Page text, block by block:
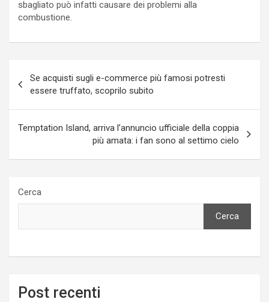
sbagliato può infatti causare dei problemi alla
combustione.
articoli
Se acquisti sugli e-commerce più famosi potresti
essere truffato, scoprilo subito
Temptation Island, arriva l’annuncio ufficiale della coppia
più amata: i fan sono al settimo cielo
Cerca
Cerca
Post recenti